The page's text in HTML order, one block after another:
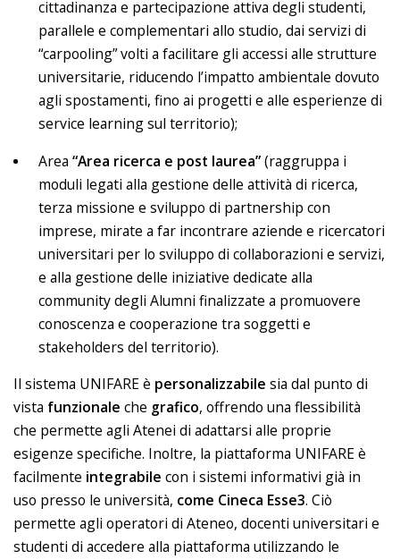
cittadinanza e partecipazione attiva degli studenti,
parallele e complementari allo studio, dai servizi di
“carpooling” volti a facilitare gli accessi alle strutture
universitarie, riducendo l’impatto ambientale dovuto
agli spostamenti, fino ai progetti e alle esperienze di
service learning sul territorio);
Area “Area ricerca e post laurea”(raggruppa i
moduli legati alla gestione delle attività di ricerca,
terza missione e sviluppo di partnership con
imprese, mirate a far incontrare aziende e ricercatori
universitari per lo sviluppo di collaborazioni e servizi,
e alla gestione delle iniziative dedicate alla
community degli Alumni finalizzate a promuovere
conoscenza e cooperazione tra soggetti e
stakeholders del territorio).
Il sistema UNIFARE è personalizzabile sia dal punto di
vista funzionale che grafico, offrendo una flessibilità
che permette agli Atenei di adattarsi alle proprie
esigenze specifiche. Inoltre, la piattaforma UNIFARE è
facilmente integrabile con i sistemi informativi già in
uso presso le università, come Cineca Esse3. Ciò
permette agli operatori di Ateneo, docenti universitari e
studenti di accedere alla piattaforma utilizzando le